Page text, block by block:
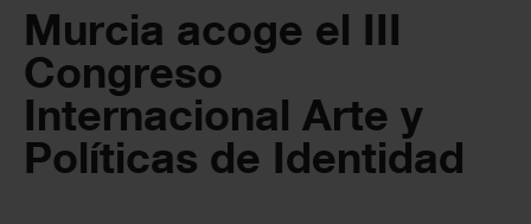
Murcia acoge el III
Congreso
Internacional Arte y
Políticas de Identidad